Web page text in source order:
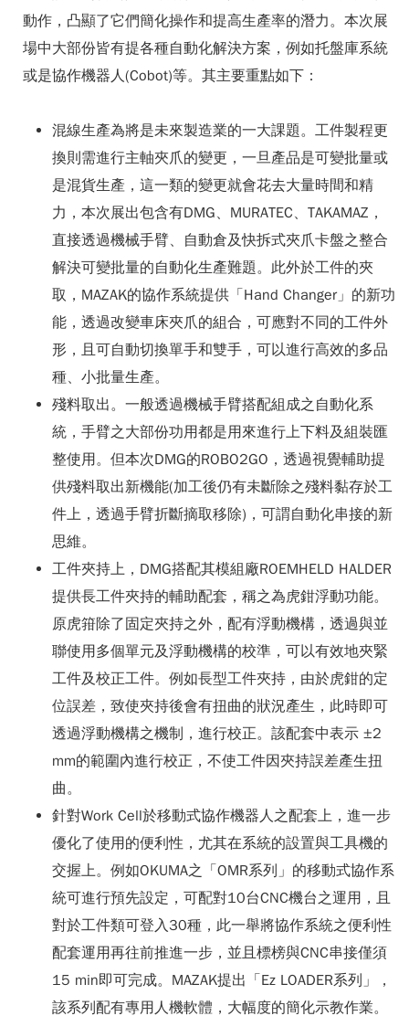
動作，凸顯了它們簡化操作和提高生產率的潛力。本次展
場中大部份皆有提各種自動化解決方案，例如托盤庫系統
或是協作機器人(Cobot)等。其主要重點如下：
混線生產為將是未來製造業的一大課題。工件製程更
換則需進行主軸夾爪的變更，一旦產品是可變批量或
是混貨生產，這一類的變更就會花去大量時間和精
力，本次展出包含有DMG、MURATEC、TAKAMAZ，
直接透過機械手臂、自動倉及快拆式夾爪卡盤之整合
解決可變批量的自動化生產難題。此外於工件的夾
取，MAZAK的協作系統提供「Hand Changer」的新功
能，透過改變車床夾爪的組合，可應對不同的工件外
形，且可自動切換單手和雙手，可以進行高效的多品
種、小批量生產。
殘料取出。一般透過機械手臂搭配組成之自動化系
統，手臂之大部份功用都是用來進行上下料及組裝匯
整使用。但本次DMG的ROBO2GO，透過視覺輔助提
供殘料取出新機能(加工後仍有未斷除之殘料黏存於工
件上，透過手臂折斷摘取移除)，可謂自動化串接的新
思維。
工件夾持上，DMG搭配其模組廠ROEMHELD HALDER
提供長工件夾持的輔助配套，稱之為虎鉗浮動功能。
原虎箝除了固定夾持之外，配有浮動機構，透過與並
聯使用多個單元及浮動機構的校準，可以有效地夾緊
工件及校正工件。例如長型工件夾持，由於虎鉗的定
位誤差，致使夾持後會有扭曲的狀況產生，此時即可
透過浮動機構之機制，進行校正。該配套中表示 ±2
mm的範圍內進行校正，不使工件因夾持誤差產生扭
曲。
針對Work Cell於移動式協作機器人之配套上，進一步
優化了使用的便利性，尤其在系統的設置與工具機的
交握上。例如OKUMA之「OMR系列」的移動式協作系
統可進行預先設定，可配對10台CNC機台之運用，且
對於工件類可登入30種，此一舉將協作系統之便利性
配套運用再往前推進一步，並且標榜與CNC串接僅須
15 min即可完成。MAZAK提出「Ez LOADER系列」，
該系列配有專用人機軟體，大幅度的簡化示教作業。